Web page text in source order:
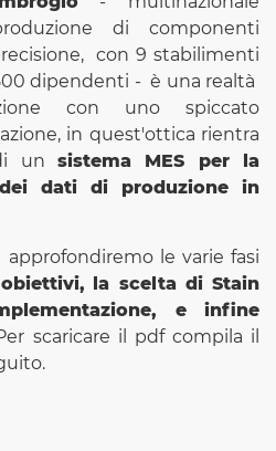
di componenti
con 9 stabilimenti
dipendenti - è una realtà
con uno spiccato
in quest'ottica rientra
un sistema MES per la
dati di produzione in
le varie fasi
la scelta di Stain
e infine
scaricare il pdf compila il